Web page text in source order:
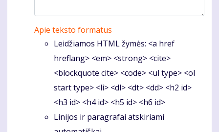
Apie teksto formatus
Leidžiamos HTML žymės: <a href
hreflang> <em> <strong> <cite>
<blockquote cite> <code> <ul type> <ol
start type> <li> <dl> <dt> <dd> <h2 id>
<h3 id> <h4 id> <h5 id> <h6 id>
Linijos ir paragrafai atskiriami